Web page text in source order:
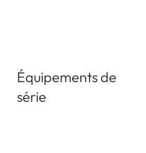
Équipements de
série